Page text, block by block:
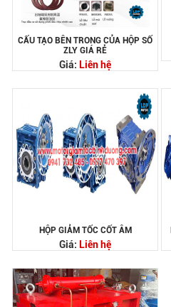
CẤU TẠO BÊN TRONG CỦA HỘP SỐ
ZLY GIÁ RẺ
Giá: Liên hệ
HỘP GIẢM TỐC CỐT ÂM
Giá: Liên hệ